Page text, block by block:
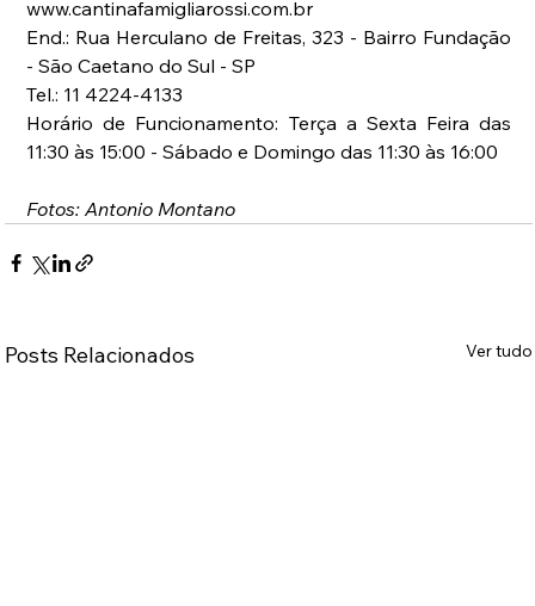
www.cantinafamigliarossi.com.br
End.: Rua Herculano de Freitas, 323 - Bairro Fundação
- São Caetano do Sul - SP
Tel.: 11 4224-4133
Horário de Funcionamento: Terça a Sexta Feira das
11:30 às 15:00 - Sábado e Domingo das 11:30 às 16:00
Fotos: Antonio Montano
Posts Relacionados Ver tudo